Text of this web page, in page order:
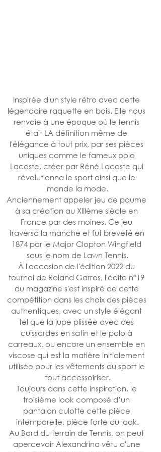
Inspirée d'un style rétro avec cette
légendaire raquette en bois. Elle nous
renvoie à une époque où le tennis
était LA définition même de
l'élégance à tout prix, par ses pièces
uniques comme le fameux polo
Lacoste, créer par Réné Lacoste qui
révolutionna le sport ainsi que le
monde la mode.
Anciennement appeler jeu de paume
à sa création au XIIIème siècle en
France par des moines. Ce jeu
traversa la manche et fut breveté en
1874 par le Major Clopton Wingfield
sous le nom de Lawn Tennis.
À l'occasion de l'édition 2022 du
tournoi de Roland Garros, l'édito n°19
du magazine s'est inspiré de cette
compétition dans les choix des pièces
authentiques, avec un style élégant
tel que la jupe plissée avec des
cuissardes en satin et le polo à
carreaux, ou encore un ensemble en
viscose qui est la matière initialement
utilisée pour les vêtements du sport le
tout accessoiriser.
Toujours dans cette inspiration, le
troisième look composé d’un
pantalon culotte cette pièce
intemporelle, pièce forte du look.
Au Bord du terrain de Tennis, on peut
apercevoir Alexandrina vêtu d'une